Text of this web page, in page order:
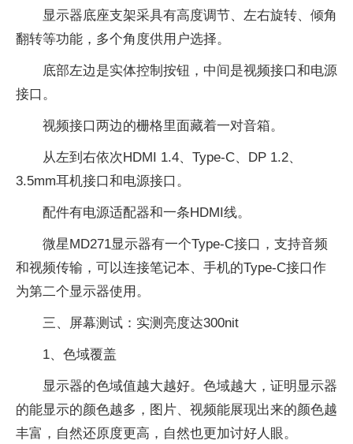
显示器底座支架采具有高度调节、左右旋转、倾角
翻转等功能，多个角度供用户选择。
底部左边是实体控制按钮，中间是视频接口和电源
接口。
视频接口两边的栅格里面藏着一对音箱。
从左到右依次HDMI 1.4、Type-C、DP 1.2、
3.5mm耳机接口和电源接口。
配件有电源适配器和一条HDMI线。
微星MD271显示器有一个Type-C接口，支持音频
和视频传输，可以连接笔记本、手机的Type-C接口作
为第二个显示器使用。
三、屏幕测试：实测亮度达300nit
1、色域覆盖
显示器的色域值越大越好。色域越大，证明显示器
的能显示的颜色越多，图片、视频能展现出来的颜色越
丰富，自然还原度更高，自然也更加讨好人眼。